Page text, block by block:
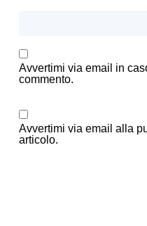
Avvertimi via email in
commento.
Avvertimi via email alla
articolo.